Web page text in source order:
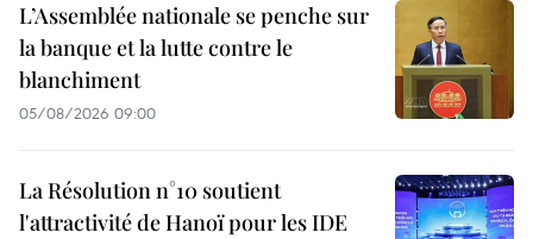
L’Assemblée nationale se penche sur
la banque et la lutte contre le
blanchiment
05/08/2026 09:00
La Résolution n°10 soutient
l'attractivité de Hanoï pour les IDE